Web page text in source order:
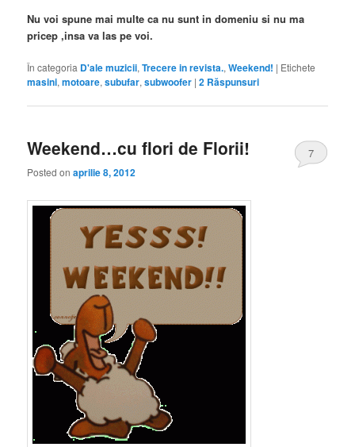
Nu voi spune mai multe ca nu sunt in domeniu si nu ma
pricep ,insa va las pe voi.
În categoria D'ale muzicii,Trecere in revista.,Weekend! | Etichete
masini,motoare,subufar,subwoofer |2 Răspunsuri
Weekend…cu flori de Florii!
Posted onaprilie 8, 2012
7